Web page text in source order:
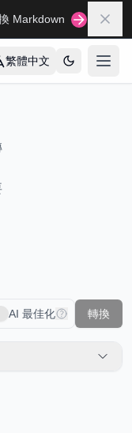
Markdown 關閉
繁體中文
打开
AI 最佳化 轉換